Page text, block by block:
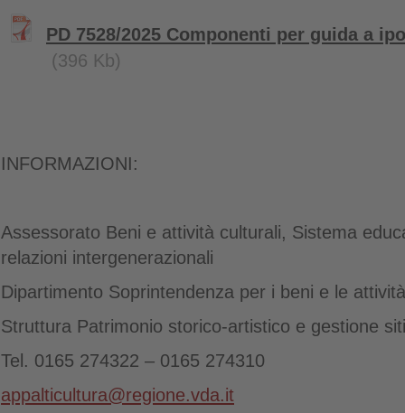
PD 7528/2025 Componenti per guida a
(396 Kb)
INFORMAZIONI:
Assessorato Beni e attività culturali, Sistema
relazioni intergenerazionali
Dipartimento Soprintendenza per i beni e le
Struttura Patrimonio storico-artistico e gestione
Tel. 0165 274322 – 0165 274310
appalticultura@regione.vda.it